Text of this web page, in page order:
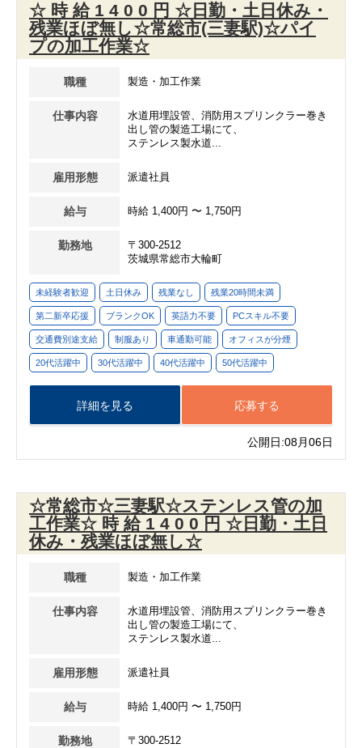
☆ 時 給 1 4 0 0 円 ☆日勤・土日休み・
残業ほぼ無し☆常総市(三妻駅)☆パイ
プの加工作業☆
職種 製造・加工作業
仕事内容
水道用埋設管、消防用スプリンクラー巻き
出し管の製造工場にて、
ステンレス製水道...
雇用形態 派遣社員
給与 時給 1,400円 〜 1,750円
勤務地
〒300-2512
茨城県常総市大輪町
未経験者歓迎 土日休み 残業なし 残業20時間未満
第二新卒応援 ブランクOK 英語力不要 PCスキル不要
交通費別途支給 制服あり 車通勤可能 オフィスが分煙
20代活躍中 30代活躍中 40代活躍中 50代活躍中
応募する
詳細を見る
公開日:08月06日
☆常総市☆三妻駅☆ステンレス管の加
工作業☆ 時 給 1 4 0 0 円 ☆日勤・土日
休み・残業ほぼ無し☆
職種 製造・加工作業
仕事内容
水道用埋設管、消防用スプリンクラー巻き
出し管の製造工場にて、
ステンレス製水道...
雇用形態 派遣社員
給与 時給 1,400円 〜 1,750円
勤務地
〒300-2512